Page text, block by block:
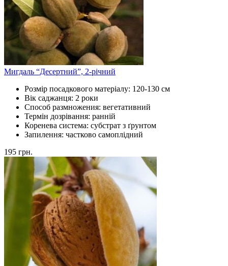
Мигдаль “Десертний”, 2-річний
Розмір посадкового матеріалу: 120-130 см
Вік саджанця: 2 роки
Способ размножения: вегетативний
Термін дозрівання: ранній
Коренева система: субстрат з ґрунтом
Запилення: частково самоплідний
195 грн.